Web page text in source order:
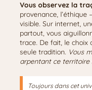
Vous observez la
provenance,
visible. Sur internet,
partout, vous
trace. De fait, le choix
seule tradition. Vous
arpentant ce territoire
Toujours dans cet